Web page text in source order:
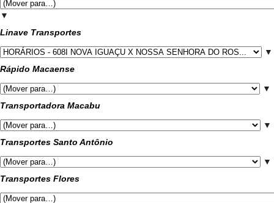
▼
Linave Transportes
▼
Rápido Macaense
▼
Transportadora Macabu
▼
Transportes Santo Antônio
▼
Transportes Flores